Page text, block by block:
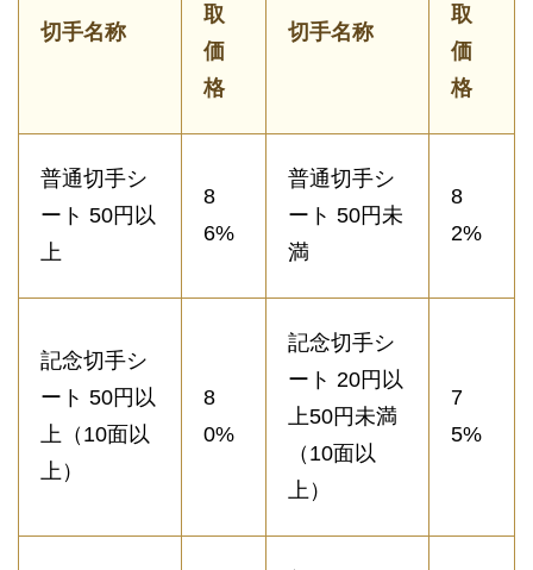
切手名称
取
価
格
切手名称
取
価
格
普通切手シ
ート 50円以
上
8
6%
普通切手シ
ート 50円未
満
8
2%
記念切手シ
ート 50円以
上（10面以
上）
8
0%
記念切手シ
ート 20円以
上50円未満
（10面以
上）
7
5%